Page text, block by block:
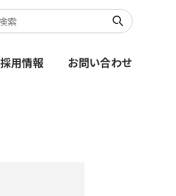
採用情報 お問い合わせ